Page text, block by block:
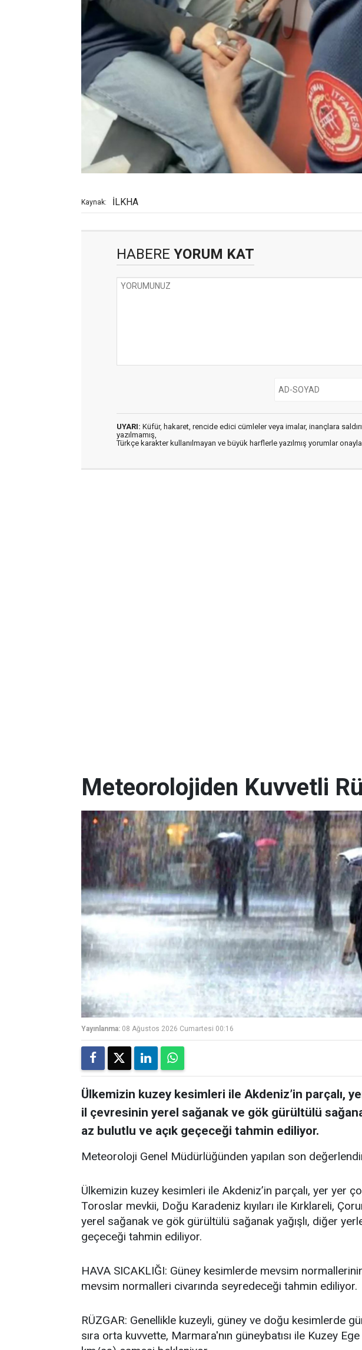
Kaynak: İLKHA
HABERE YORUM KAT
UYARI: Küfür, hakaret, rencide edici cümleler veya imalar, inançlara
yazılmamış,
Türkçe karakter kullanılmayan ve büyük harflerle yazılmış yorumlar
Meteorolojiden Kuvvetli
Yayınlanma: 08 Ağustos 2026 Cumartesi 00:16
Ülkemizin kuzey kesimleri ile Akdeniz’in parçalı,
il çevresinin yerel sağanak ve gök gürültülü
az bulutlu ve açık geçeceği tahmin ediliyor.
Meteoroloji Genel Müdürlüğünden yapılan son
Ülkemizin kuzey kesimleri ile Akdeniz’in parçalı, yer yer
Toroslar mevkii, Doğu Karadeniz kıyıları ile Kırklareli,
yerel sağanak ve gök gürültülü sağanak yağışlı, diğer
geçeceği tahmin ediliyor.
HAVA SICAKLIĞI: Güney kesimlerde mevsim
mevsim normalleri civarında seyredeceği tahmin ediliyor.
RÜZGAR: Genellikle kuzeyli, güney ve doğu kesimlerde
sıra orta kuvvette, Marmara'nın güneybatısı ile Kuzey